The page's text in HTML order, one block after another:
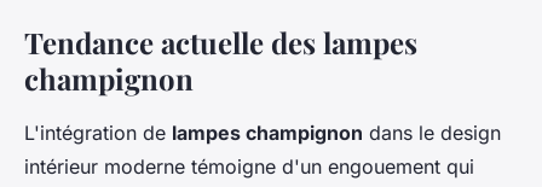
Tendance actuelle des lampes
champignon
L'intégration de lampes champignon dans le design
intérieur moderne témoigne d'un engouement qui